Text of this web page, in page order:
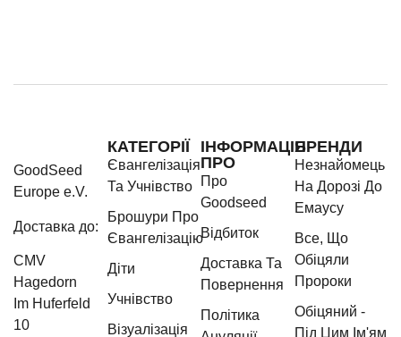
GoodSeed
Europe e.V.
Доставка до:
CMV
Hagedorn
Im Huferfeld
10
КАТЕГОРІЇ
Євангелізація
Та Учнівство
Брошури Про
Євангелізацію
Діти
Учнівство
Візуалізація
ІНФОРМАЦІЯ
ПРО
Про
Goodseed
Відбиток
Доставка Та
Повернення
Політика
БРЕНДИ
Незнайомець
На Дорозі До
Емаусу
Все, Що
Обіцяли
Пророки
Обіцяний -
Під Цим Ім'ям